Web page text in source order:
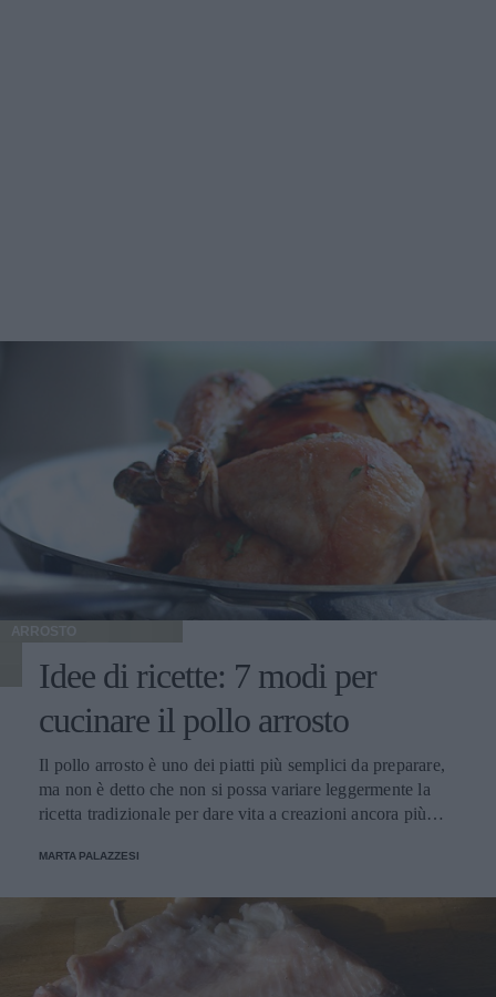
ARROSTO
Idee di ricette: 7 modi per
cucinare il pollo arrosto
Il pollo arrosto è uno dei piatti più semplici da preparare,
ma non è detto che non si possa variare leggermente la
ricetta tradizionale per dare vita a creazioni ancora più
MARTA PALAZZESI